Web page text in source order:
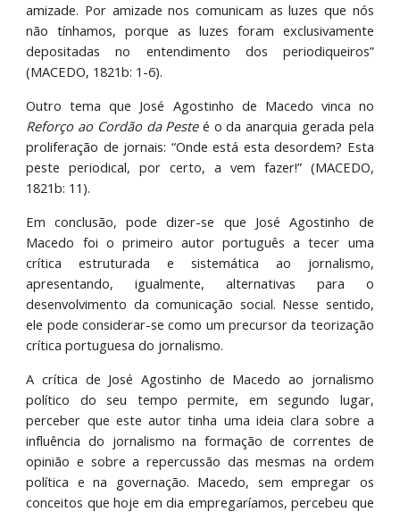
amizade. Por amizade nos comunicam as luzes que nós
não tínhamos, porque as luzes foram exclusivamente
depositadas no entendimento dos periodiqueiros”
(MACEDO, 1821b: 1-6).
Outro tema que José Agostinho de Macedo vinca no
Reforço ao Cordão da Peste é o da anarquia gerada pela
proliferação de jornais: “Onde está esta desordem? Esta
peste periodical, por certo, a vem fazer!” (MACEDO,
1821b: 11).
Em conclusão, pode dizer-se que José Agostinho de
Macedo foi o primeiro autor português a tecer uma
crítica estruturada e sistemática ao jornalismo,
apresentando, igualmente, alternativas para o
desenvolvimento da comunicação social. Nesse sentido,
ele pode considerar-se como um precursor da teorização
crítica portuguesa do jornalismo.
A crítica de José Agostinho de Macedo ao jornalismo
político do seu tempo permite, em segundo lugar,
perceber que este autor tinha uma ideia clara sobre a
influência do jornalismo na formação de correntes de
opinião e sobre a repercussão das mesmas na ordem
política e na governação. Macedo, sem empregar os
conceitos que hoje em dia empregaríamos, percebeu que